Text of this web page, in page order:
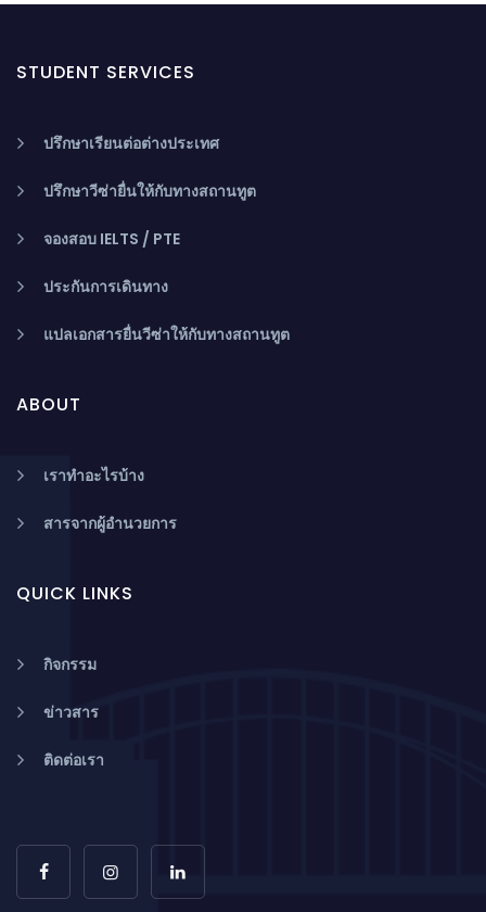
STUDENT SERVICES
ปรึกษาเรียนต่อต่างประเทศ
ปรึกษาวีซ่ายื่นให้กับทางสถานทูต
จองสอบ IELTS / PTE
ประกันการเดินทาง
แปลเอกสารยื่นวีซ่าให้กับทางสถานทูต
ABOUT
เราทำอะไรบ้าง
สารจากผู้อำนวยการ
QUICK LINKS
กิจกรรม
ข่าวสาร
ติดต่อเรา